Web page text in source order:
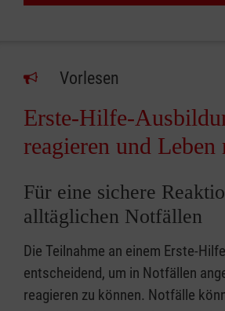
Vorlesen
Erste-Hilfe-
reagieren und Leben
Für eine sichere
alltäglichen Notfällen
Die Teilnahme an einem Erste-
entscheidend, um in Notfällen
reagieren zu können. Notfälle